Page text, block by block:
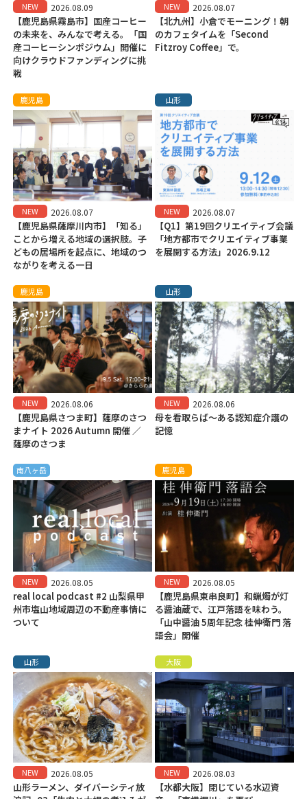
NEW 2026.08.09
【鹿児島県霧島市】国産コーヒー
の未来を、みんなで考える。「国
産コーヒーシンポジウム」開催に
向けクラウドファンディングに挑
戦
NEW 2026.08.07
【北九州】小倉でモーニング！朝
のカフェタイムを「Second
Fitzroy Coffee」で。
鹿児島
NEW 2026.08.07
【鹿児島県薩摩川内市】「知る」
ことから増える地域の選択肢。子
どもの居場所を起点に、地域のつ
ながりを考える一日
山形
NEW 2026.08.07
【Q1】第19回クリエイティブ会議
「地方都市でクリエイティブ事業
を展開する方法」2026.9.12
鹿児島
NEW 2026.08.06
【鹿児島県さつま町】薩摩のさつ
まナイト 2026 Autumn 開催 ／
薩摩のさつま
山形
NEW 2026.08.06
母を看取らば～ある認知症介護の
記憶
南八ヶ岳
NEW 2026.08.05
real local podcast #2 山梨県甲
州市塩山地域周辺の不動産事情に
ついて
鹿児島
NEW 2026.08.05
【鹿児島県東串良町】和蝋燭が灯
る醤油蔵で、江戸落語を味わう。
「山中醤油 5周年記念 桂伸衛門 落
語会」開催
山形
NEW 2026.08.05
山形ラーメン、ダイバーシティ放
大阪
NEW 2026.08.03
【水都大阪】閉じている水辺資